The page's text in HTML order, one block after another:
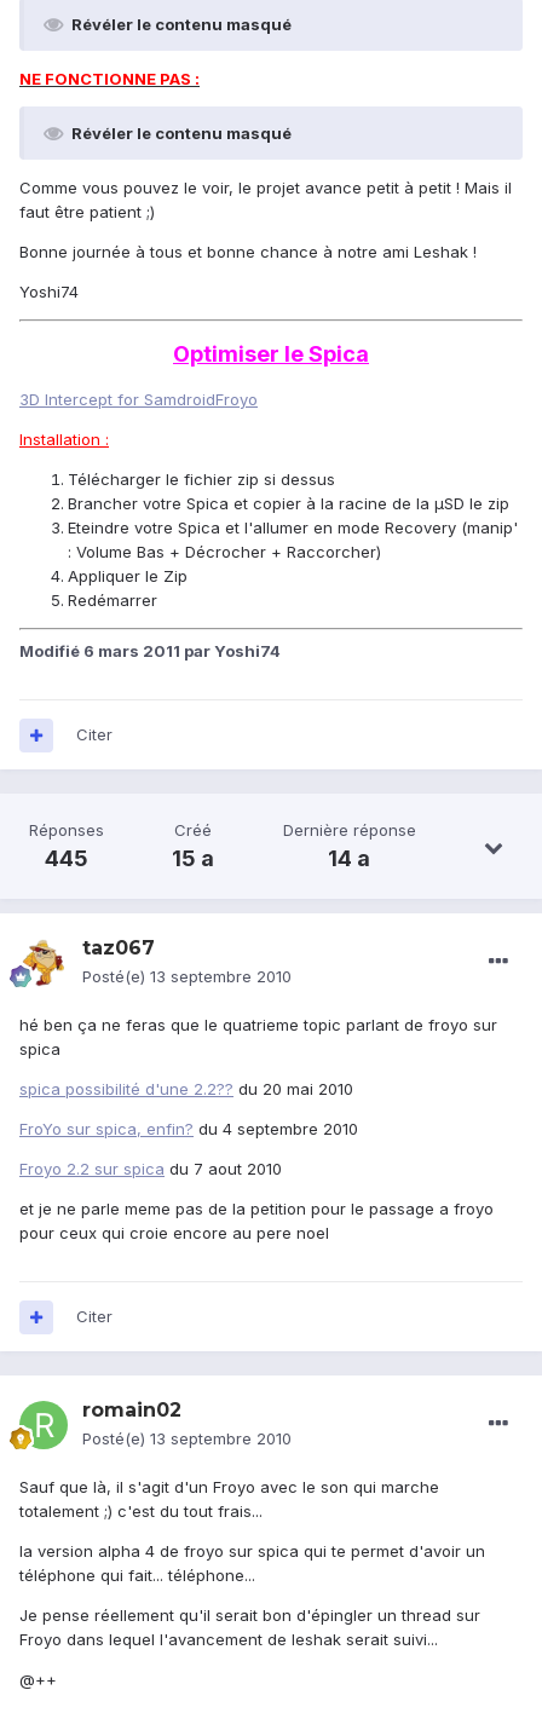
Révéler le contenu masqué
NE FONCTIONNE PAS :
Révéler le contenu masqué
Comme vous pouvez le voir, le projet avance petit à petit ! Mais il
faut être patient ;)
Bonne journée à tous et bonne chance à notre ami Leshak !
Yoshi74
Optimiser le Spica
3D Intercept for SamdroidFroyo
Installation :
Télécharger le fichier zip si dessus
Brancher votre Spica et copier à la racine de la µSD le zip
Eteindre votre Spica et l'allumer en mode Recovery (manip'
: Volume Bas + Décrocher + Raccorcher)
Appliquer le Zip
Redémarrer
Modifié 6 mars 2011 par Yoshi74
Citer
Réponses
445
Créé
15 a
Dernière réponse
14 a
taz067
Posté(e) 13 septembre 2010
hé ben ça ne feras que le quatrieme topic parlant de froyo sur
spica
spica possibilité d'une 2.2?? du 20 mai 2010
FroYo sur spica, enfin? du 4 septembre 2010
Froyo 2.2 sur spica du 7 aout 2010
et je ne parle meme pas de la petition pour le passage a froyo
pour ceux qui croie encore au pere noel
Citer
romain02
Posté(e) 13 septembre 2010
Sauf que là, il s'agit d'un Froyo avec le son qui marche
totalement ;) c'est du tout frais...
la version alpha 4 de froyo sur spica qui te permet d'avoir un
téléphone qui fait... téléphone...
Je pense réellement qu'il serait bon d'épingler un thread sur
Froyo dans lequel l'avancement de leshak serait suivi...
@++